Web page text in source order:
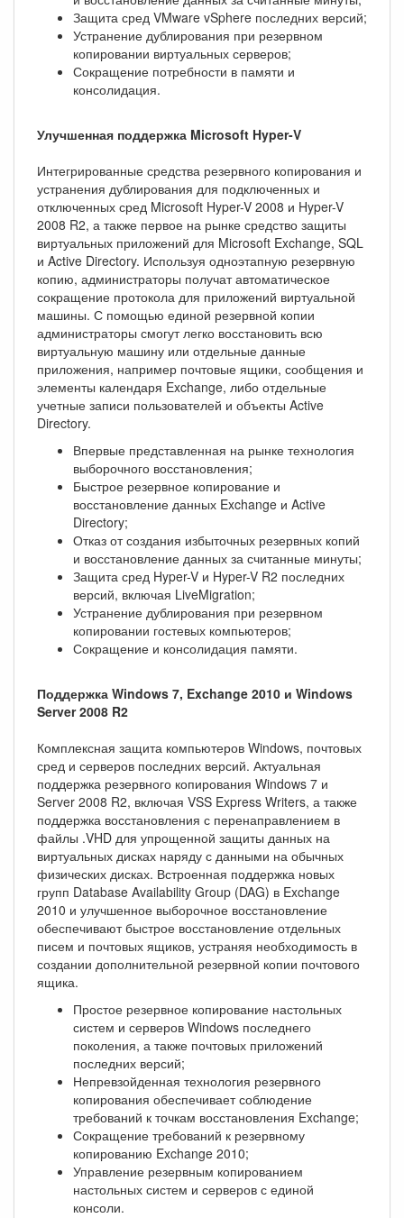
Защита сред VMware vSphere последних версий;
Устранение дублирования при резервном
копировании виртуальных серверов;
Сокращение потребности в памяти и
консолидация.
Улучшенная поддержка Microsoft Hyper-V
Интегрированные средства резервного копирования и
устранения дублирования для подключенных и
отключенных сред Microsoft Hyper-V 2008 и Hyper-V
2008 R2, а также первое на рынке средство защиты
виртуальных приложений для Microsoft Exchange, SQL
и Active Directory. Используя одноэтапную резервную
копию, администраторы получат автоматическое
сокращение протокола для приложений виртуальной
машины. С помощью единой резервной копии
администраторы смогут легко восстановить всю
виртуальную машину или отдельные данные
приложения, например почтовые ящики, сообщения и
элементы календаря Exchange, либо отдельные
учетные записи пользователей и объекты Active
Directory.
Впервые представленная на рынке технология
выборочного восстановления;
Быстрое резервное копирование и
восстановление данных Exchange и Active
Directory;
Отказ от создания избыточных резервных копий
и восстановление данных за считанные минуты;
Защита сред Hyper-V и Hyper-V R2 последних
версий, включая LiveMigration;
Устранение дублирования при резервном
копировании гостевых компьютеров;
Сокращение и консолидация памяти.
Поддержка Windows 7, Exchange 2010 и Windows
Server 2008 R2
Комплексная защита компьютеров Windows, почтовых
сред и серверов последних версий. Актуальная
поддержка резервного копирования Windows 7 и
Server 2008 R2, включая VSS Express Writers, а также
поддержка восстановления с перенаправлением в
файлы .VHD для упрощенной защиты данных на
виртуальных дисках наряду с данными на обычных
физических дисках. Встроенная поддержка новых
групп Database Availability Group (DAG) в Exchange
2010 и улучшенное выборочное восстановление
обеспечивают быстрое восстановление отдельных
писем и почтовых ящиков, устраняя необходимость в
создании дополнительной резервной копии почтового
ящика.
Простое резервное копирование настольных
систем и серверов Windows последнего
поколения, а также почтовых приложений
последних версий;
Непревзойденная технология резервного
копирования обеспечивает соблюдение
требований к точкам восстановления Exchange;
Сокращение требований к резервному
копированию Exchange 2010;
Управление резервным копированием
настольных систем и серверов с единой
консоли.